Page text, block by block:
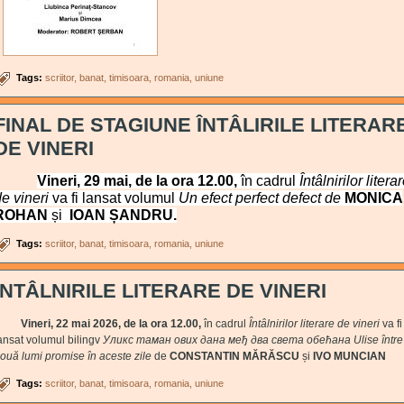
Tags: scriitor banat timisoara romania uniune
DE STAGIUNE ÎNTÂLIRILE
VINERI
Vineri, 29 mai, de la ora 12.00,în cadrul Întâlnirilor
vineri va fi lansat volumul Un efect perfect defect de MONICA
și IOAN ȘANDRU.
Tags: scriitor banat timisoara romania uniune
LITERARE DE VINERI
Vineri, 22 mai 2026, de la ora 12.00, în cadrul Întâlnirilor literare de vineri va fi
volumul bilingv Уликс таман ових дана међ два света обећана Ulise între
lumi promise în aceste zile de CONSTANTIN MĂRĂSCU și IVO MUNCIAN
Tags: scriitor banat timisoara romania uniune